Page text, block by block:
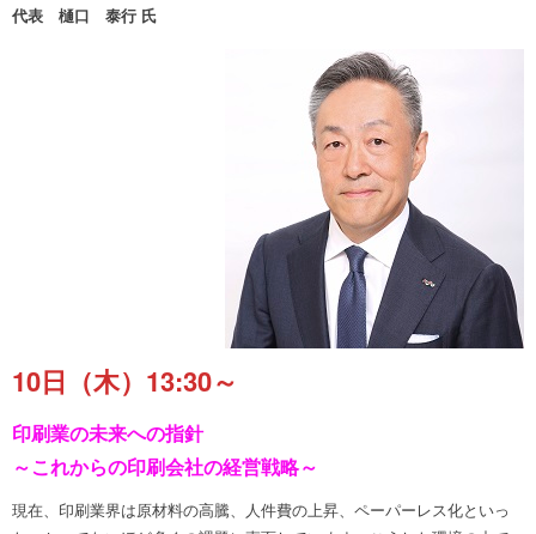
代表 樋口 泰行 氏
10日（木）13:30～
印刷業の未来への指針
～これからの印刷会社の経営戦略～
現在、印刷業界は原材料の高騰、人件費の上昇、ペーパーレス化といっ